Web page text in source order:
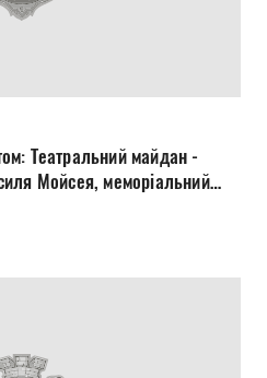
Театральний майдан -
Мойсея, меморіальний